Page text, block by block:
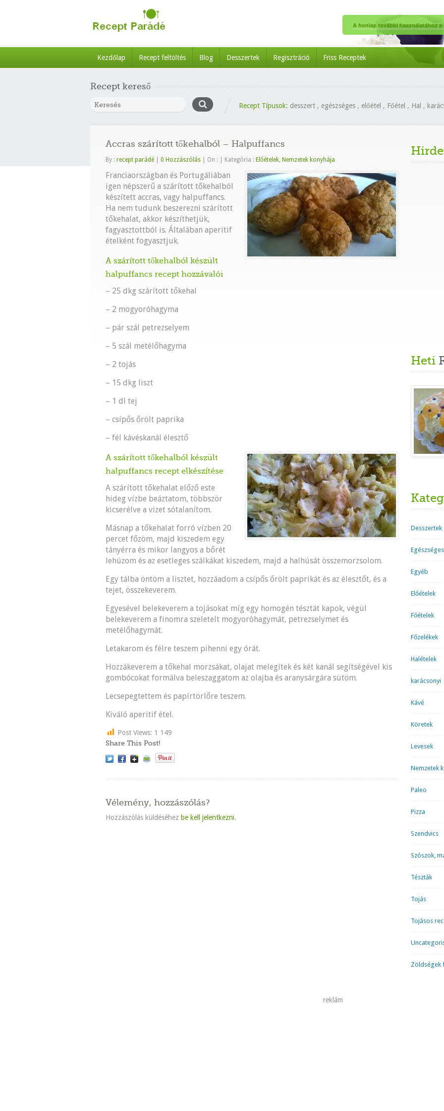
Kezdőlap Recept feltöltés Blog Desszertek Regisztráció Friss Receptek
Recept kereső
Recept Típusok: desszert , egészséges , előétel , Főétel , Hal ,
Accras szárított tőkehalból – Halpuffancs
By : recept parádé 0 Hozzászólás On : Kategória : Előételek, Nemzetek konyhája
Franciaországban és Portugáliában
igen népszerű a szárított tőkehalból
készített accras, vagy halpuffancs.
Ha nem tudunk beszerezni szárított
tőkehalat, akkor készíthetjük,
fagyasztottból is. Általában aperitif
ételként fogyasztjuk.
A szárított tőkehalból készült
halpuffancs recept hozzávalói
– 25 dkg szárított tőkehal
– 2 mogyoróhagyma
– pár szál petrezselyem
– 5 szál metélőhagyma
– 2 tojás
– 15 dkg liszt
– 1 dl tej
– csípős őrölt paprika
– fél kávéskanál élesztő
A szárított tőkehalból készült
halpuffancs recept elkészítése
A szárított tőkehalat előző este
hideg vízbe beáztatom, többször
kicserélve a vizet sótalanítom.
Másnap a tőkehalat forró vízben 20
percet főzöm, majd kiszedem egy
tányérra és mikor langyos a bőrét
lehúzom és az esetleges szálkákat kiszedem, majd a halhúsát összemorzsolom.
Egy tálba öntöm a lisztet, hozzáadom a csípős őrölt paprikát és az élesztőt, és a
tejet, összekeverem.
Egyesével belekeverem a tojásokat míg egy homogén tésztát kapok, végül
belekeverem a finomra szeletelt mogyoróhagymát, petrezselymet és
metélőhagymát.
Letakarom és félre teszem pihenni egy órát.
Hozzákeverem a tőkehal morzsákat, olajat melegítek és két kanál segítségével kis
gombócokat formálva beleszaggatom az olajba és aranysárgára sütöm.
Lecsepegtettem és papírtörlőre teszem.
Kiváló aperitif étel.
Post Views: 1 149
Share This Post!
Vélemény, hozzászólás?
Hozzászólás küldéséhez be kell jelentkezni.
Heti
Desszertek
Egészséges
Egyéb
Előételek
Főételek
Főzelékek
Halételek
karácsonyi
Kávé
Köretek
Levesek
Nemzetek
Paleo
Pizza
Szendvics
Szószok,
Tészták
Tojás
Tojásos
Zöldségek
reklám
A honlap további használatához